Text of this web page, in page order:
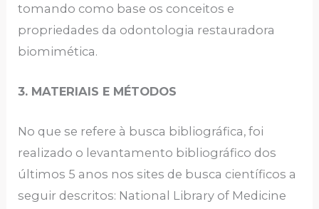
tomando como base os conceitos e
propriedades da odontologia restauradora
biomimética.
3. MATERIAIS E MÉTODOS
No que se refere à busca bibliográfica, foi
realizado o levantamento bibliográfico dos
últimos 5 anos nos sites de busca científicos a
seguir descritos: National Library of Medicine